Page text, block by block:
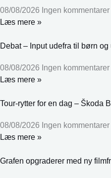
08/08/2026 Ingen kommentarer
Læs mere »
Debat – Input udefra til børn
08/08/2026 Ingen kommentarer
Læs mere »
Tour-rytter for en dag – Škoda
08/08/2026 Ingen kommentarer
Læs mere »
Grafen opgraderer med ny